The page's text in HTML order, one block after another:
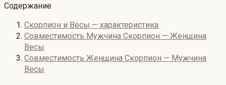
Содержание
Скорпион и Весы — характеристика
Совместимость Мужчина Скорпион — Женщина
Весы
Совместимость Женщина Скорпион — Мужчина
Весы